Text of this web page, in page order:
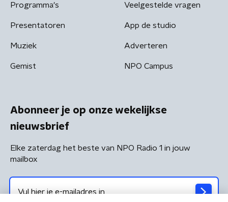
Programma's
Presentatoren
Muziek
Gemist
Veelgestelde vragen
App de studio
Adverteren
NPO Campus
Abonneer je op onze wekelijkse
nieuwsbrief
Elke zaterdag het beste van NPO Radio 1 in jouw
mailbox